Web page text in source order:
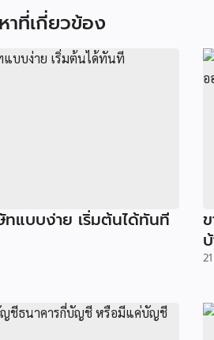
าที่เกี่ยวข้อง
แบบง่าย เริ่มต้นได้ทันที